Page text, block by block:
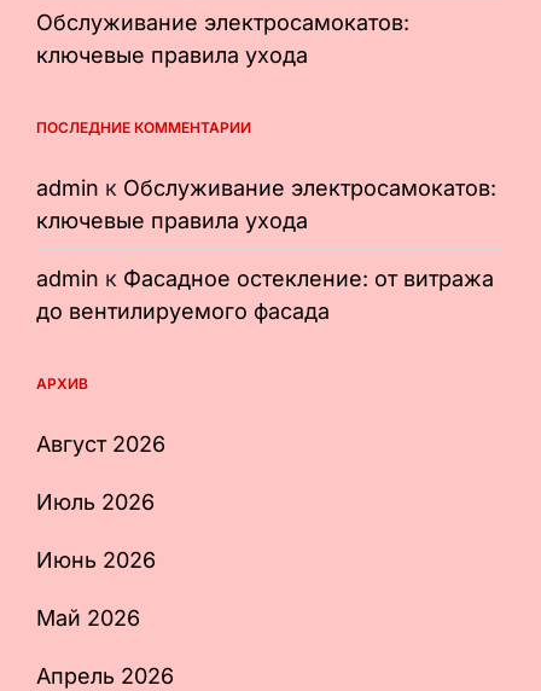
Обслуживание электросамокатов:
ключевые правила ухода
ПОСЛЕДНИЕ КОММЕНТАРИИ
admin к Обслуживание электросамокатов:
ключевые правила ухода
admin к Фасадное остекление: от витража
до вентилируемого фасада
АРХИВ
Август 2026
Июль 2026
Июнь 2026
Май 2026
Апрель 2026